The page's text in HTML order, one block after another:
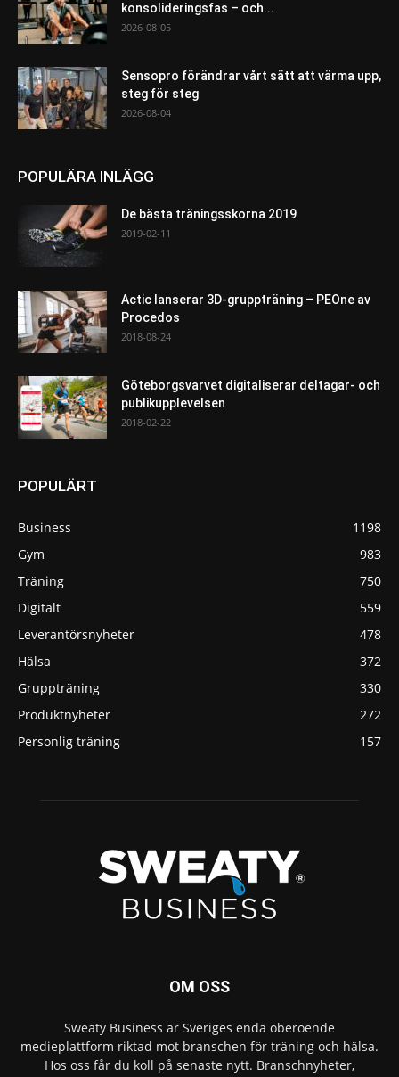
konsolideringsfas – och...
2026-08-05
Sensopro förändrar vårt sätt att värma upp,
steg för steg
2026-08-04
POPULÄRA INLÄGG
De bästa träningsskorna 2019
2019-02-11
Actic lanserar 3D-gruppträning – PEOne av
Procedos
2018-08-24
Göteborgsvarvet digitaliserar deltagar- och
publikupplevelsen
2018-02-22
POPULÄRT
Business
1198
Gym
983
Träning
750
Digitalt
559
Leverantörsnyheter
478
Hälsa
372
Gruppträning
330
Produktnyheter
272
Personlig träning
157
OM OSS
Sweaty Business är Sveriges enda oberoende
medieplattform riktad mot branschen för träning och hälsa.
Hos oss får du koll på senaste nytt. Branschnyheter,